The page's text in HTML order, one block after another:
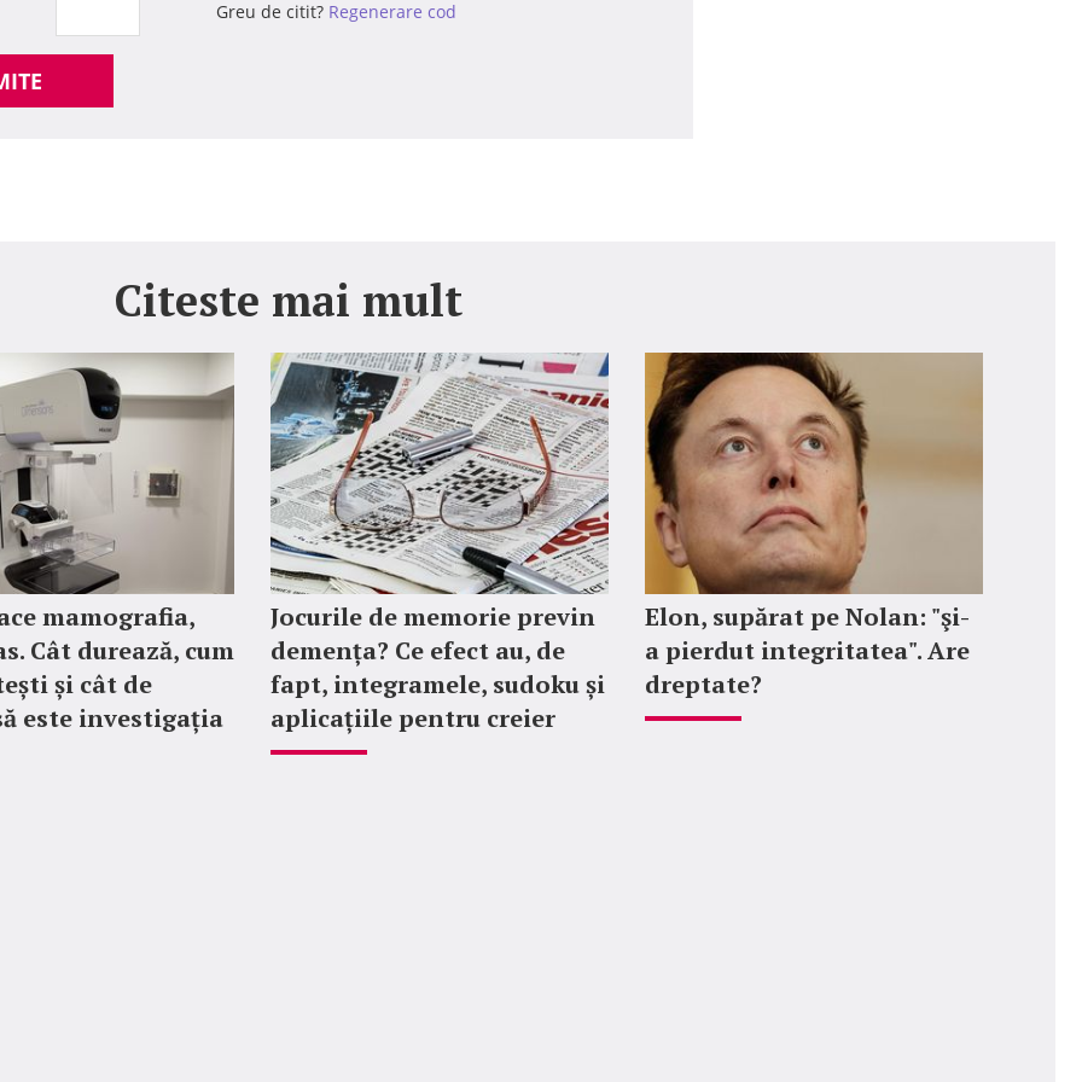
Greu de citit? Regenerare cod
Citeste mai mult
mamografia,
Cât durează, cum
și cât de
este investigația
Jocurile de memorie previn
demența? Ce efect au, de
fapt, integramele, sudoku și
aplicațiile pentru creier
Elon, supărat pe Nolan: "şi-
a pierdut integritatea". Are
dreptate?